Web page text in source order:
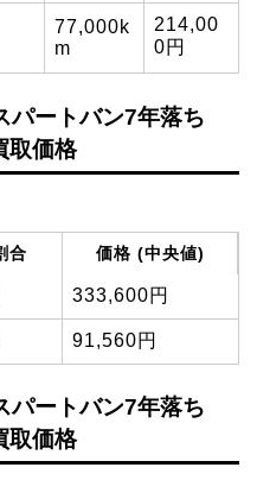
77,000k
m
214,00
0円
パートバン7年落ち
取価格
合 価格 (中央値)
333,600円
91,560円
パートバン7年落ち
取価格